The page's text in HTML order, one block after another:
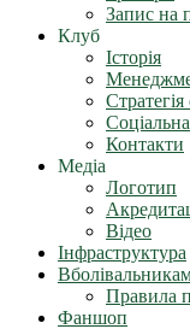
Запис на
Клуб
Історія
Стратегія
Контакти
Медіа
Логотип
Відео
Інфраструктура
Правила
Фаншоп